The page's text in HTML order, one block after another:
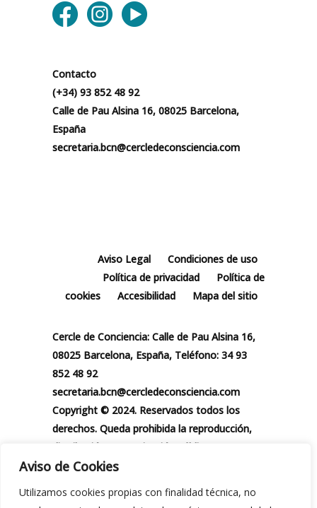
Aviso de Cookies
Utilizamos cookies propias con finalidad técnica, no
Contacto
(+34) 93 852 48 92
Calle de Pau Alsina 16, 08025 Barcelona,
España
secretaria.bcn@cercledeconsciencia.com
Aviso Legal
Condiciones de uso
Política de privacidad
Política de
cookies
Accesibilidad Mapa del sitio
Cercle de Conciencia: Calle de Pau Alsina 16,
08025 Barcelona, España, Teléfono: 34 93
852 48 92
secretaria.bcn@cercledeconsciencia.com
Copyright © 2024. Reservados todos los
derechos. Queda prohibida la reproducción,
distribución, comunicación pública y
utilización, total o parcial, de los contenidos
sin previa y expresa autorización por escrito